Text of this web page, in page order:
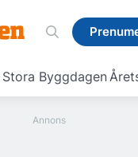
Stora Byggdagen